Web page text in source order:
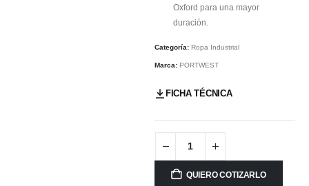
Oxford para una mayor
duración.
Categoría: Ropa Industrial
Marca: PORTWEST
FICHA TÉCNICA
QUIERO COTIZARLO